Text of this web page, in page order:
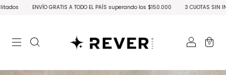
ENVÍO GRATIS A TODO EL PAÍS superando los $150.000 3 CUOTAS SIN
0